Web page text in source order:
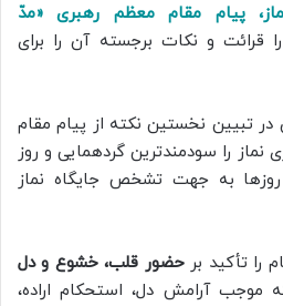
پیام مقام معظم رهبری «مدّ
قرائت و نکات برجسته آن را برای
در تبیین نخستین نکته از پیام مقام
را سودمندترین گردهمایی و روز
روزها به جهت تشخص جایگاه نماز
را تأکید برحضور قلب، خشوع و دل
موجب آرامش دل، استحکام اراده،